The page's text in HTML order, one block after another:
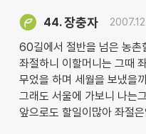
44.장충자
60길에서 절반을 넘은 농촌
좌절하니 이할머니는 그때
무었을 하며 세월을 보냈을
그래도 서울에 가보니 나는
앞으로도 할일이많아 좌절